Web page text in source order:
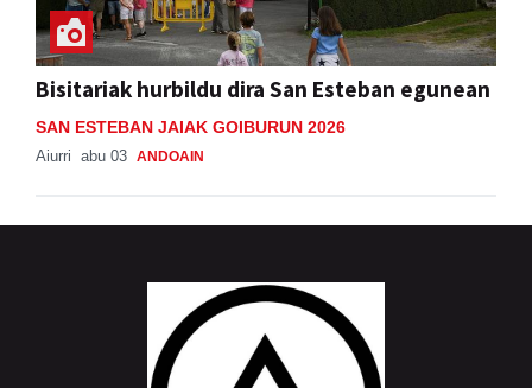
Bisitariak hurbildu dira San Esteban egunean
SAN ESTEBAN JAIAK GOIBURUN 2026
Aiurri abu 03 ANDOAIN